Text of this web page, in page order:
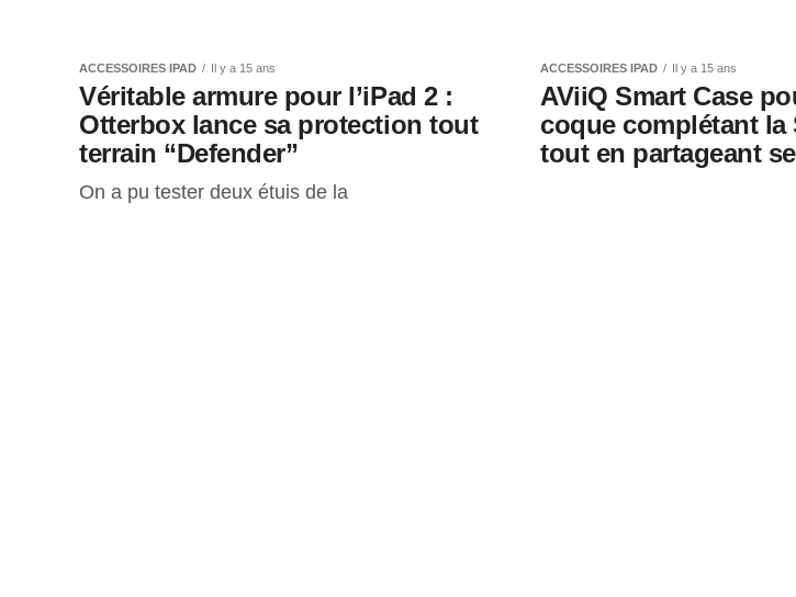
ACCESSOIRES IPAD Il y a 15 ans
Véritable armure pour l’iPad 2 :
Otterbox lance sa protection tout
terrain “Defender”
On a pu tester deux étuis de la
ACCESSOIRES IPAD Il y a 15 ans
AViiQ Smart Case
coque complétant la
tout en partageant